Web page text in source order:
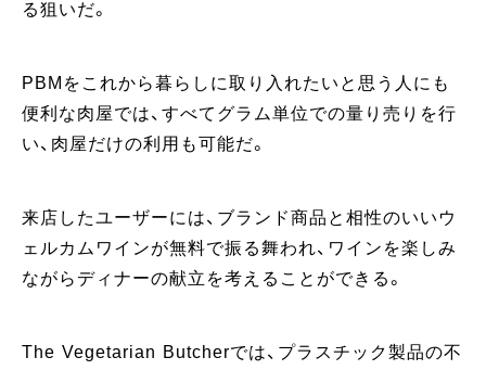
る狙いだ。
PBMをこれから暮らしに取り入れたいと思う人にも
便利な肉屋では、すべてグラム単位での量り売りを行
い、肉屋だけの利用も可能だ。
来店したユーザーには、ブランド商品と相性のいいウ
ェルカムワインが無料で振る舞われ、ワインを楽しみ
ながらディナーの献立を考えることができる。
The Vegetarian Butcherでは、プラスチック製品の不